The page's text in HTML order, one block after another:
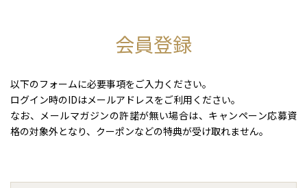
会員登録
以下のフォームに必要事項をご入力ください。
ログイン時のIDはメールアドレスをご利用ください。
なお、メールマガジンの許諾が無い場合は、キャンペーン応募資
格の対象外となり、クーポンなどの特典が受け取れません。